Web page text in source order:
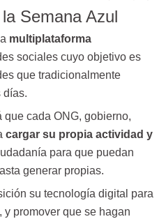
Semana Azul
multiplataforma
sociales cuyo objetivo es
que tradicionalmente
días.
que cada ONG, gobierno,
cargar su propia actividad y
para que puedan
generar propias.
su tecnología digital para
promover que se hagan